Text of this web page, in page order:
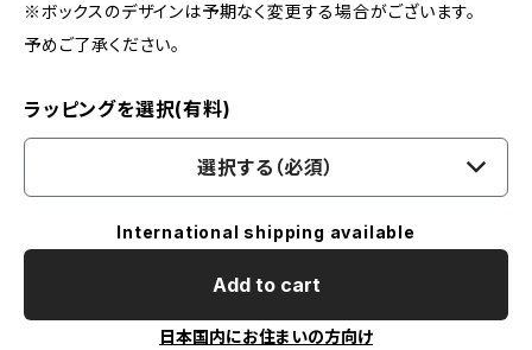
※ボックスのデザインは予期なく変更する場合がございます。
予めご了承ください。
ラッピングを選択(有料)
選択する（必須）
International shipping available
Add to cart
日本国内にお住まいの方向け